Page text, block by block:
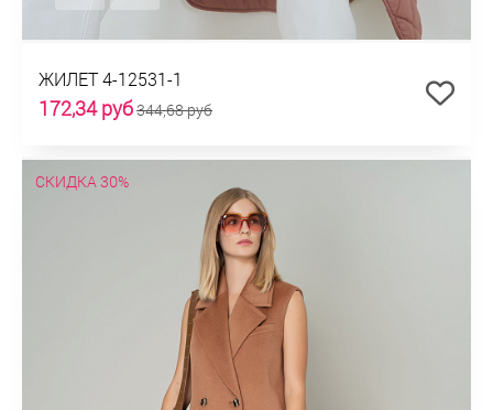
ЖИЛЕТ 4-12531-1
172,34 руб344,68 руб
СКИДКА 30%